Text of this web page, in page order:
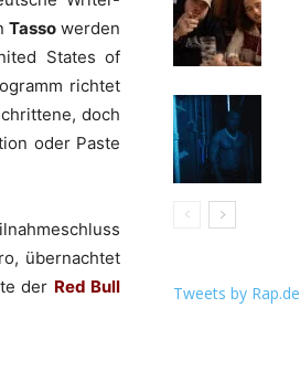
Tassowerden
States of
richtet
doch
oder Paste
übernachtet
der Red Bull
Tweets by Rap.de